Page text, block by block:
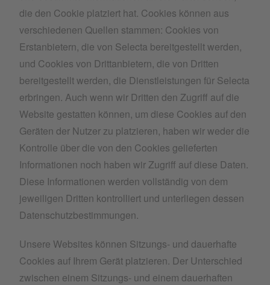
die den Cookie platziert hat. Cookies können aus
verschiedenen Quellen stammen: Cookies von
Erstanbietern, die von Selecta bereitgestellt werden,
und Cookies von Drittanbietern, die von Dritten
bereitgestellt werden, die Dienstleistungen für Selecta
erbringen. Auch wenn wir Dritten den Zugriff auf die
Website gestatten können, um diese Cookies auf den
Geräten der Nutzer zu platzieren, haben wir weder die
Kontrolle über die von den Cookies gelieferten
Informationen noch haben wir Zugriff auf diese Daten.
Diese Informationen werden vollständig von dem
jeweiligen Dritten kontrolliert und unterliegen dessen
Datenschutzbestimmungen.
Unsere Websites können Sitzungs- und dauerhafte
Cookies auf Ihrem Gerät platzieren. Der Unterschied
zwischen einem Sitzungs- und einem dauerhaften